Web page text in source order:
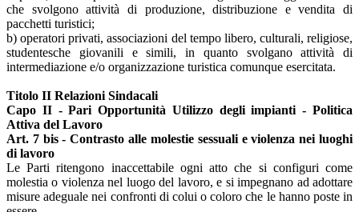
che svolgono attività di produzione, distribuzione e vendita di
pacchetti turistici;
b) operatori privati, associazioni del tempo libero, culturali, religiose,
studentesche giovanili e simili, in quanto svolgano attività di
intermediazione e/o organizzazione turistica comunque esercitata.
Titolo II Relazioni Sindacali
Capo II - Pari Opportunità Utilizzo degli impianti - Politica
Attiva del Lavoro
Art. 7 bis - Contrasto alle molestie sessuali e violenza nei luoghi
di lavoro
Le Parti ritengono inaccettabile ogni atto che si configuri come
molestia o violenza nel luogo del lavoro, e si impegnano ad adottare
misure adeguale nei confronti di colui o coloro che le hanno poste in